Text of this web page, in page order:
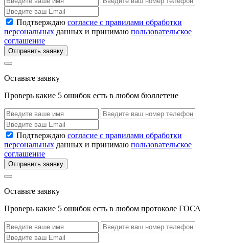
Подтверждаю согласие с правилами обработки
персональных данных и принимаю пользовательское
соглашение
Отправить заявку
Оставьте заявку
Проверь какие 5 ошибок есть в любом бюллетене
Подтверждаю согласие с правилами обработки
персональных данных и принимаю пользовательское
соглашение
Отправить заявку
Оставьте заявку
Проверь какие 5 ошибок есть в любом протоколе ГОСА